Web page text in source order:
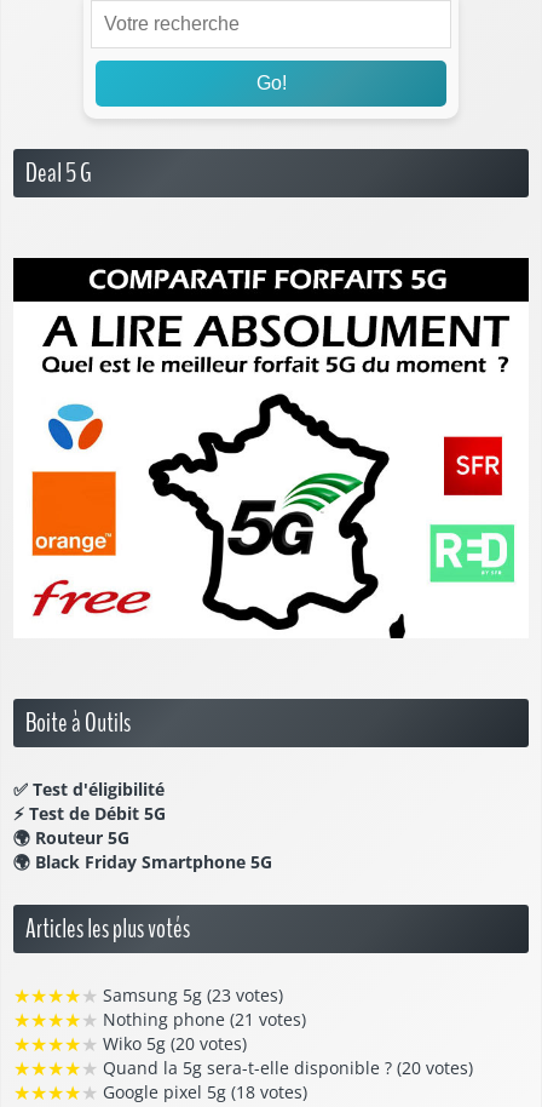
Go!
Deal 5 G
Boite à Outils
✅ Test d'éligibilité
⚡ Test de Débit 5G
🌍 Routeur 5G
🌍 Black Friday Smartphone 5G
Articles les plus votés
★★★★★ Samsung 5g (23 votes)
★★★★★ Nothing phone (21 votes)
★★★★★ Wiko 5g (20 votes)
★★★★★ Quand la 5g sera-t-elle disponible ? (20 votes)
★★★★★ Google pixel 5g (18 votes)